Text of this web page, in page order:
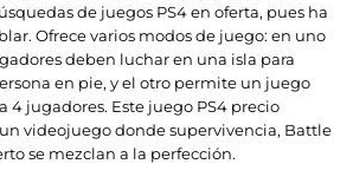
de juegos PS4 en oferta, pues ha
Ofrece varios modos de juego: en uno
deben luchar en una isla para
en pie, y el otro permite un juego
4 jugadores. Este juego PS4 precio
videojuego donde supervivencia, Battle
se mezclan a la perfección.